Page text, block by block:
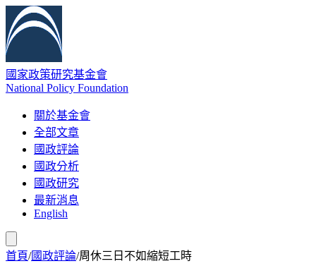
國家政策研究基金會
National Policy Foundation
關於基金會
全部文章
國政評論
國政分析
國政研究
最新消息
English
首頁/國政評論/周休三日不如縮短工時